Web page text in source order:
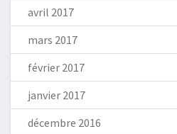
avril 2017
mars 2017
février 2017
janvier 2017
décembre 2016